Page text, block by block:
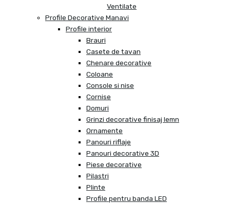
Ventilate
Profile Decorative Manavi
Profile interior
Brauri
Casete de tavan
Chenare decorative
Coloane
Console si nise
Cornise
Domuri
Grinzi decorative finisaj lemn
Ornamente
Panouri riflaje
Panouri decorative 3D
Piese decorative
Pilastri
Plinte
Profile pentru banda LED